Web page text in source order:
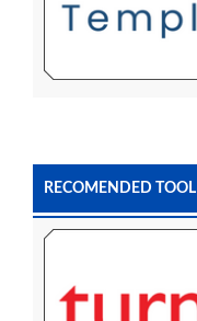
RECOMENDED TOOL